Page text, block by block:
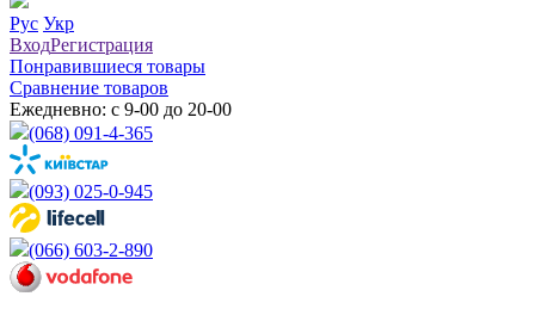
Рус Укр
ВходРегистрация
Понравившиеся товары
Сравнение товаров
Ежедневно: с 9-00 до 20-00
(068) 091-4-365
(093) 025-0-945
(066) 603-2-890